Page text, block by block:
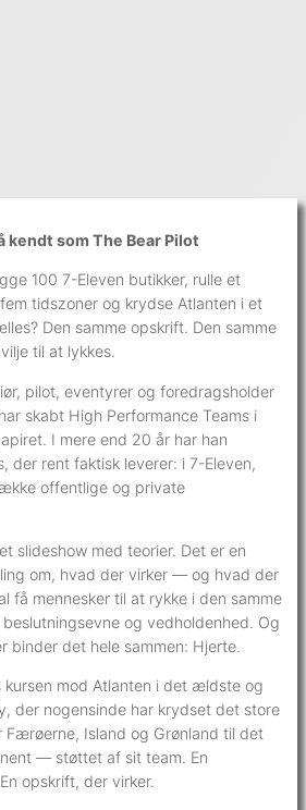
kendt som The Bear Pilot
100 7-Eleven butikker, rulle et
tidszoner og krydse Atlanten i et
Den samme opskrift. Den samme
til at lykkes.
pilot, eventyrer og foredragsholder
skabt High Performance Teams i
I mere end 20 år har han
der rent faktisk leverer: i 7-Eleven,
offentlige og private
slideshow med teorier. Det er en
om, hvad der virker — og hvad der
få mennesker til at rykke i den samme
og vedholdenhed. Og
binder det hele sammen: Hjerte.
mod Atlanten i det ældste og
der nogensinde har krydset det store
Færøerne, Island og Grønland til det
— støttet af sit team. En
opskrift, der virker.